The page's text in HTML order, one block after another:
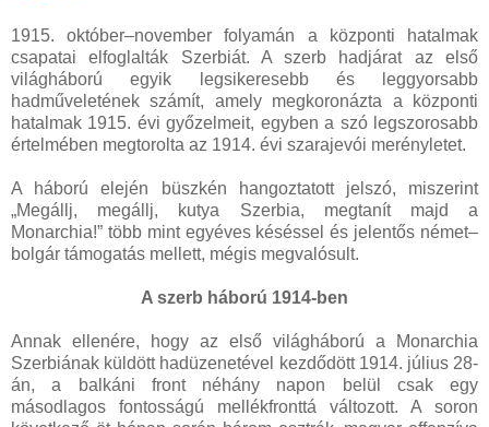
1915. október–november folyamán a központi hatalmak
csapatai elfoglalták Szerbiát. A szerb hadjárat az első
világháború egyik legsikeresebb és leggyorsabb
hadműveletének számít, amely megkoronázta a központi
hatalmak 1915. évi győzelmeit, egyben a szó legszorosabb
értelmében megtorolta az 1914. évi szarajevói merényletet.
A háború elején büszkén hangoztatott jelszó, miszerint
„Megállj, megállj, kutya Szerbia, megtanít majd a
Monarchia!” több mint egyéves késéssel és jelentős német–
bolgár támogatás mellett, mégis megvalósult.
A szerb háború 1914-ben
Annak ellenére, hogy az első világháború a Monarchia
Szerbiának küldött hadüzenetével kezdődött 1914. július 28-
án, a balkáni front néhány napon belül csak egy
másodlagos fontosságú mellékfronttá változott. A soron